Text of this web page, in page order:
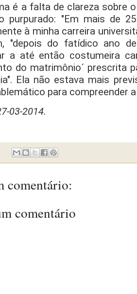
é a falta de clareza sobre
purpurado: "Em mais de
à minha carreira
"depois do fatídico ano
a até então costumeira
do matrimônio´ prescrita
Ela não estava mais
para compreender
03-2014.
comentário:
comentário